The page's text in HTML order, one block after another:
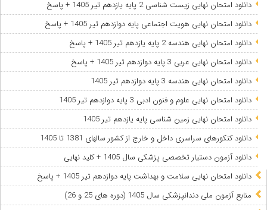
دانلود امتحان نهایی زیست شناسی 2 پایه یازدهم تیر 1405 + پاسخ
دانلود امتحان نهایی هویت اجتماعی پایه دوازدهم تیر 1405 + پاسخ
دانلود امتحان نهایی هندسه 2 پایه یازدهم تیر 1405 + پاسخ
دانلود امتحان نهایی عربی 3 پایه دوازدهم تیر 1405 + پاسخ
دانلود امتحان نهایی هندسه 3 پایه دوازدهم تیر 1405
دانلود امتحان نهایی علوم و فنون ادبی 3 پایه دوازدهم تیر 1405
دانلود امتحان نهایی زمین شناسی پایه یازدهم تیر 1405
دانلود کنکورهای سراسری داخل و خارج از کشور سالهای 1381 تا 1405
دانلود آزمون دستیار تخصصی پزشکی سال 1405 + کلید نهایی
دانلود امتحان نهایی سلامت و بهداشت پایه دوازدهم تیر 1405 + پاسخ
ﻣﻨﺎﺑﻊ آزﻣﻮن ﻣﻠﯽ دندانپزشکی سال 1405 (دوره های 25 و 26)